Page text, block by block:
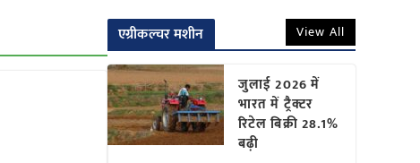
एग्रीकल्चर मशीन View All
जुलाई 2026 में
भारत में ट्रैक्टर
रिटेल बिक्री 28.1%
बढ़ी